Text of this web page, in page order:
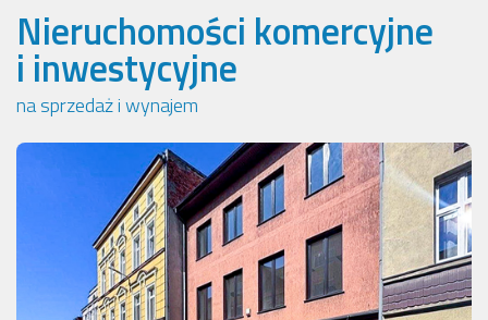
Nieruchomości komercyjne
i inwestycyjne
na sprzedaż i wynajem